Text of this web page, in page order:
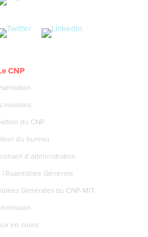
CNP
missions
du CNP
du bureau
d’administration
Générale
Générales du CNP-MIT
en cours